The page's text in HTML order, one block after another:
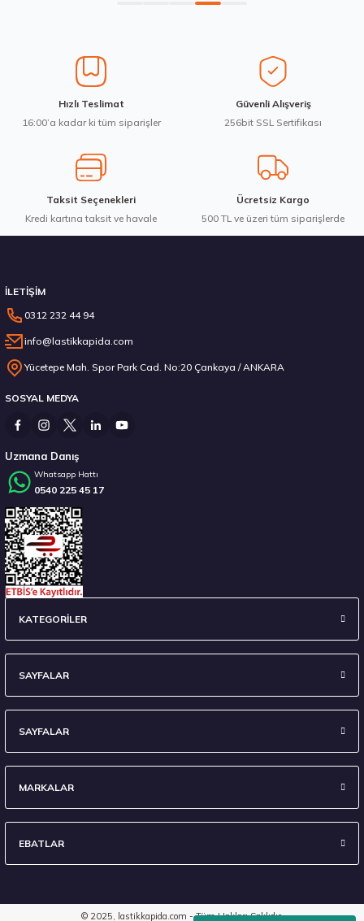
Hızlı Teslimat
16:00’a kadar ki tüm siparişler
Güvenli Alışveriş
256bit SSL Sertifikası
Taksit Seçenekleri
Kredi kartına taksit ve havale
Ücretsiz Kargo
500 TL ve üzeri tüm siparişlerde
İLETİŞİM
0312 232 44 94
info@lastikkapida.com
Yücetepe Mah. Spor Park Cad. No:20 Çankaya / ANKARA
SOSYAL MEDYA
Uzmana Danış
Whatsapp Hattı
0540 225 45 17
KATEGORİLER
SAYFALAR
SAYFALAR
MARKALAR
EBATLAR
© 2025, lastikkapida.com - Tüm Hakları Saklıdır.